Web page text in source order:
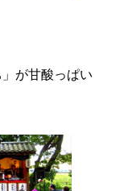
が甘酸っぱい